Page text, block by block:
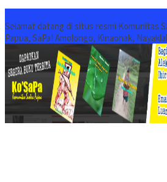
Selamat datang di situs resmi Komunitas
Papua, SaPa! Amolongo, Kinaonak,